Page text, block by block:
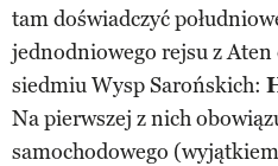
tam doświadczyć
jednodniowego rejsu z Aten
siedmiu Wysp Sarońskich:
Na pierwszej z nich
samochodowego